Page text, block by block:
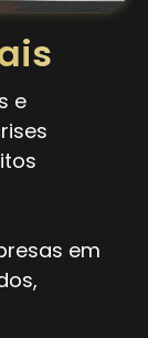
e
em